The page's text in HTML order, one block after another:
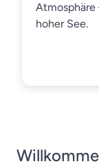
Atmosphäre
hoher See.